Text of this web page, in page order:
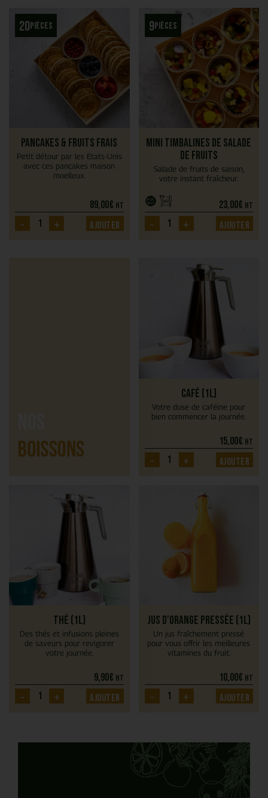
20pièces
Pancakes & fruits frais
Petit détour par les Etats-Unis
avec ces pancakes maison
moelleux.
89,00€ HT
- + Ajouter
9pièces
Mini timbalines de salade
de fruits
Salade de fruits de saison,
votre instant fraîcheur.
23,00€ HT
- + Ajouter
Café (1L)
Votre dose de caféine pour
bien commencer la journée.
15,00€ HT
- + Ajouter
Thé (1L)
Des thés et infusions pleines
de saveurs pour revigorer
votre journée.
9,90€ HT
- + Ajouter
Jus d'orange pressée (1L)
Un jus fraîchement pressé
pour vous offrir les meilleures
vitamines du fruit.
10,00€ HT
- + Ajouter